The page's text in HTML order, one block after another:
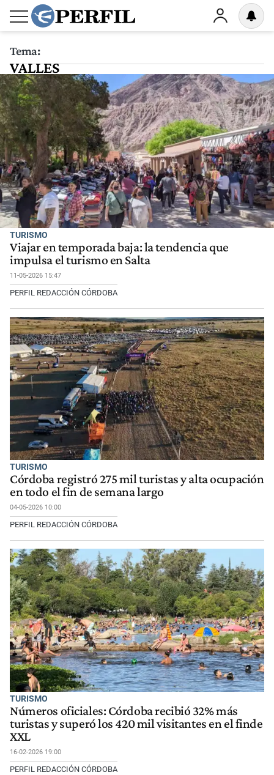
Tema:
VALLES
TURISMO
Viajar en temporada baja: la tendencia que
impulsa el turismo en Salta
11-05-2026 15:47
PERFIL REDACCIÓN CÓRDOBA
TURISMO
Córdoba registró 275 mil turistas y alta ocupación
en todo el fin de semana largo
04-05-2026 10:00
PERFIL REDACCIÓN CÓRDOBA
TURISMO
Números oficiales: Córdoba recibió 32% más
turistas y superó los 420 mil visitantes en el finde
XXL
16-02-2026 19:00
PERFIL REDACCIÓN CÓRDOBA